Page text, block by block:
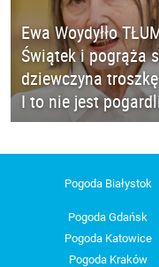
Ewa Woydyłło
Świątek i pogrąża
dziewczyna
I to nie jest
Pogoda Białystok
Pogoda Gdańsk
Pogoda Katowice
Pogoda Kraków